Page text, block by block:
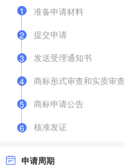
1
准备申请材料
2
提交申请
3
发送受理通知书
4
商标形式审查和实质审查
5
商标申请公告
6 核准发证
申请周期